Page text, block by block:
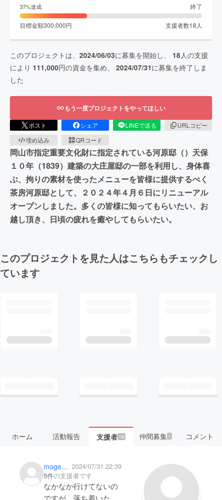
37%達成 終了
目標金額300,000円 支援者数18 人
このプロジェクトは、 2024/06/03に募集を開始し、 18人の支援
により 111,000円の資金を集め、 2024/07/31に募集を終了しま
した
もう一度プロジェクトをやってほしい
ポスト シェア LINEで送る
URLコピー
埋め込み
QRコード
岡山市指定重要文化財に指定されている河原邸（）天保
１０年（1839）建築の大庄屋邸の一部を利用し、身体喜
ぶ、拘りの素材を使ったメニューを皆様に提供するべく
茶房河原邸として、２０２４年４月６日にリニューアル
オープンしました。多くの皆様に知ってもらいたい、お
越し頂き、日頃の疲れを癒やしてもらいたい。
このプロジェクトを見た人はこちらもチェックし
ています
ホーム 活動報告 支援者 18 仲間募集 1 コメント
mogehabaguri 2024/07/31 22:39
5件の支援者です
なかなか行けてないの
ですが、落ち着いたら